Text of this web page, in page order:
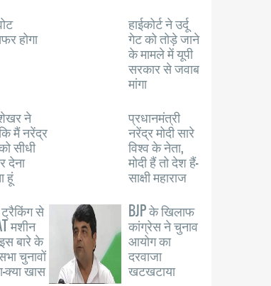
होगा
हाईकोर्ट ने उर्दू
गेट को तोड़े जाने
के मामले में यूपी
सरकार से जवाब
मांगा
ने
मैं नरेंद्र
सीधी
देना
हूं
प्रधानमंत्री
नरेंद्र मोदी सारे
विश्व के नेता,
मोदी हैं तो देश हैं-
साक्षी महाराज
ट्रैकिंग से
मशीन
बारे के
चुनावों
क्या खास
BJP के खिलाफ
कांग्रेस ने चुनाव
आयोग का
दरवाजा
खटखटाया